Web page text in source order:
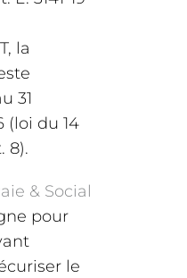
la
31
(loi du 14
8).
& Social
pour
le